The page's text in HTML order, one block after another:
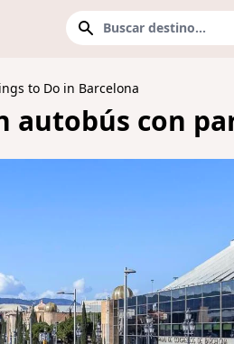
to Do in Barcelona
autobús con